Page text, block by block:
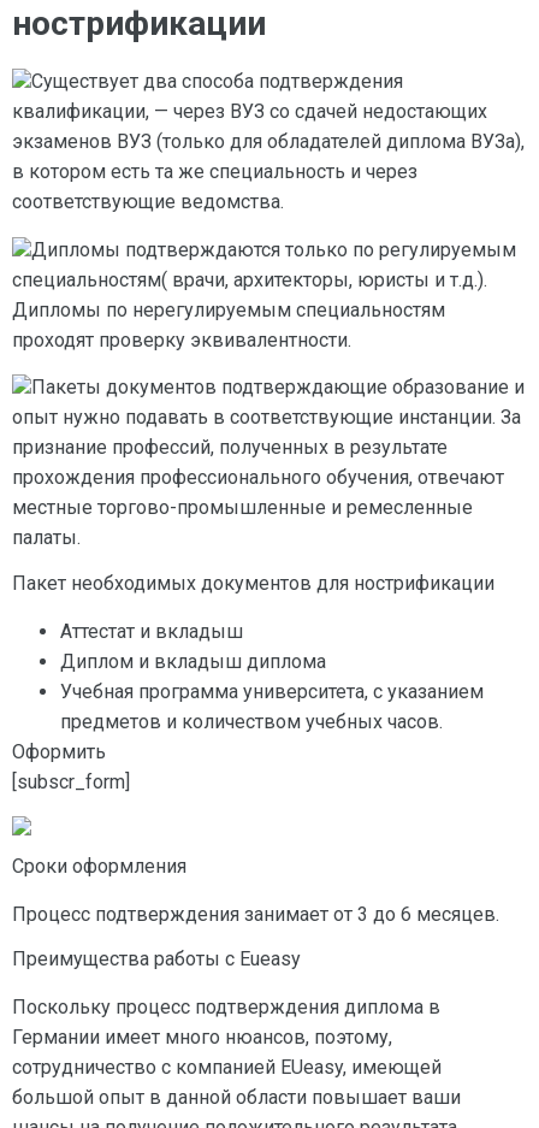
нострификации
Существует два способа подтверждения
квалификации, — через ВУЗ со сдачей недостающих
экзаменов ВУЗ (только для обладателей диплома ВУЗа),
в котором есть та же специальность и через
соответствующие ведомства.
Дипломы подтверждаются только по регулируемым
специальностям( врачи, архитекторы, юристы и т.д.).
Дипломы по нерегулируемым специальностям
проходят проверку эквивалентности.
Пакеты документов подтверждающие образование и
опыт нужно подавать в соответствующие инстанции. За
признание профессий, полученных в результате
прохождения профессионального обучения, отвечают
местные торгово-промышленные и ремесленные
палаты.
Пакет необходимых документов для нострификации
Аттестат и вкладыш
Диплом и вкладыш диплома
Учебная программа университета, с указанием
предметов и количеством учебных часов.
Оформить
[subscr_form]
Сроки оформления
Процесс подтверждения занимает от 3 до 6 месяцев.
Преимущества работы с Eueasy
Поскольку процесс подтверждения диплома в
Германии имеет много нюансов, поэтому,
сотрудничество с компанией EUeasy, имеющей
большой опыт в данной области повышает ваши